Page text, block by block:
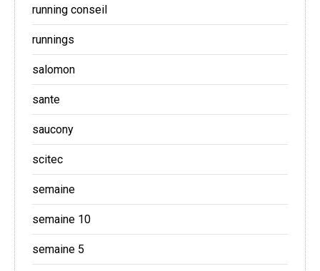
running conseil
runnings
salomon
sante
saucony
scitec
semaine
semaine 10
semaine 5